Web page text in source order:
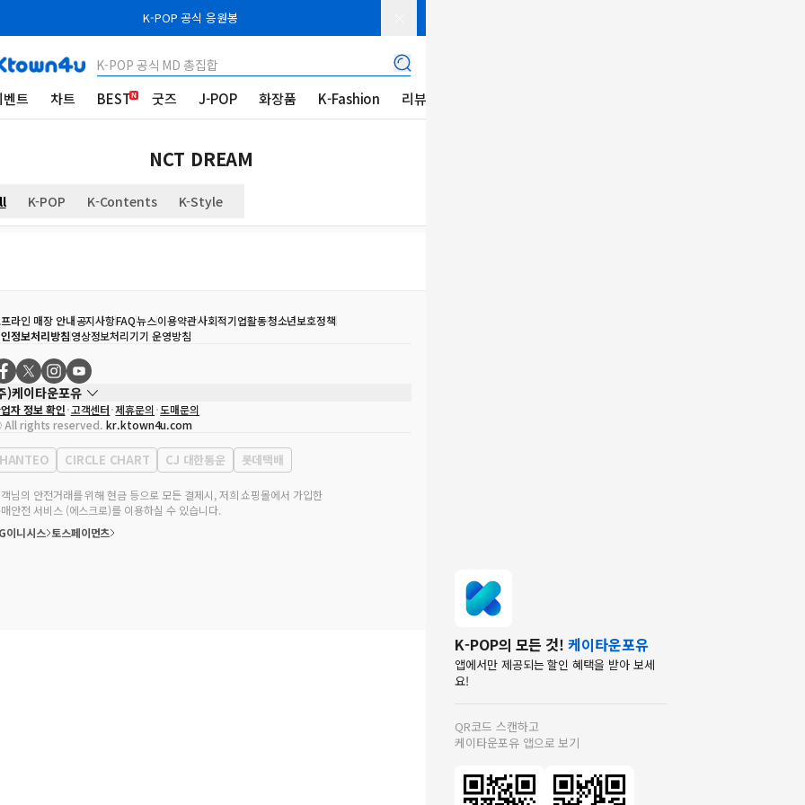
K-POP 공식 응원봉
K-POP 공식 MD 총집합
벤트 차트 BEST 굿즈 J-POP 화장품 K-Fashion 리뷰
NCT DREAM
K-POP K-Contents K-Style
라인 매장 안내공지사항FAQ뉴스이용약관사회적기업활동청소년보호정책
정보처리방침영상정보처리기기 운영방침
)케이타운포유
자
송효민
자등록번호
120-87-71116
판매업 신고번호 제2011-서울강남-02223
전화
02-552-9855
자 정보 확인 고객센터 제휴문의 도매문의
rights reserved. kr.ktown4u.com
HANTEO CIRCLE CHART CJ 대한통운 롯데택배
님의 안전거래를 위해 현금 등으로 모든 결제시, 저희 쇼핑몰에서 가입한
안전 서비스 (에스크로)를 이용하실 수 있습니다.
이니시스 토스페이먼츠
K-POP의 모든 것! 케이타운포유
앱에서만 제공되는 할인 혜택을 받아 보세
요!
QR코드 스캔하고
케이타운포유 앱으로 보기